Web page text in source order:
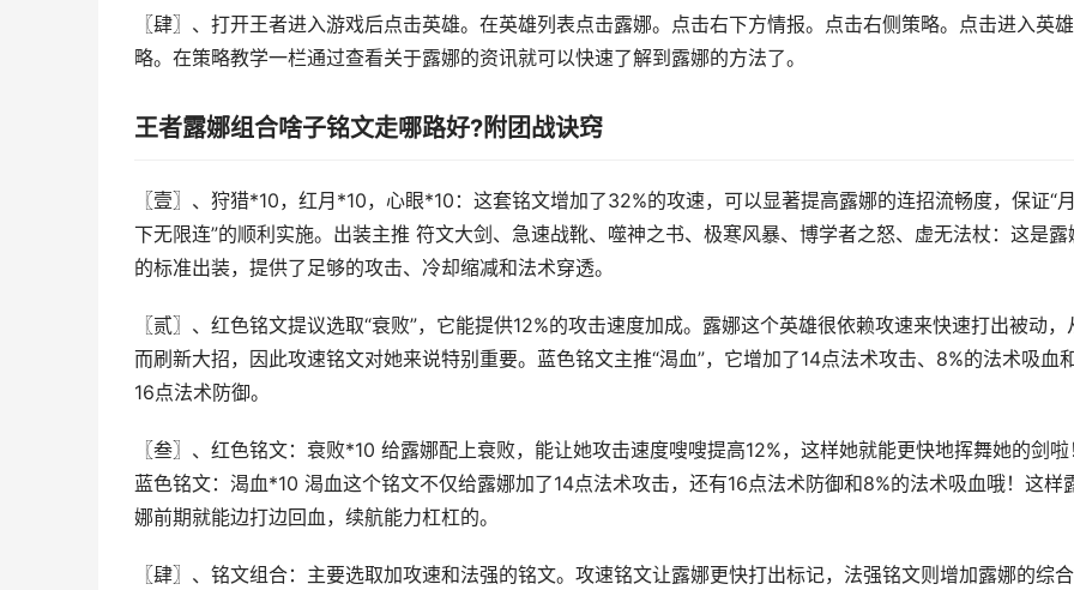
〖肆〗、打开王者进入游戏后点击英雄。在英雄列表点击露娜。点击右下方情报。点击右侧策略。点击进入英
略。在策略教学一栏通过查看关于露娜的资讯就可以快速了解到露娜的方法了。
王者露娜组合啥子铭文走哪路好?附团战诀窍
〖壹〗、狩猎*10，红月*10，心眼*10：这套铭文增加了32%的攻速，可以显著提高露娜的连招流畅度，保证“月
下无限连”的顺利实施。出装主推 符文大剑、急速战靴、噬神之书、极寒风暴、博学者之怒、虚无法杖：这是露
的标准出装，提供了足够的攻击、冷却缩减和法术穿透。
〖贰〗、红色铭文提议选取“衰败”，它能提供12%的攻击速度加成。露娜这个英雄很依赖攻速来快速打出被动，
而刷新大招，因此攻速铭文对她来说特别重要。蓝色铭文主推“渴血”，它增加了14点法术攻击、8%的法术吸血
16点法术防御。
〖叁〗、红色铭文：衰败*10 给露娜配上衰败，能让她攻击速度嗖嗖提高12%，这样她就能更快地挥舞她的剑啦
蓝色铭文：渴血*10 渴血这个铭文不仅给露娜加了14点法术攻击，还有16点法术防御和8%的法术吸血哦！这样
娜前期就能边打边回血，续航能力杠杠的。
〖肆〗、铭文组合：主要选取加攻速和法强的铭文。攻速铭文让露娜更快打出标记，法强铭文则增加露娜的综